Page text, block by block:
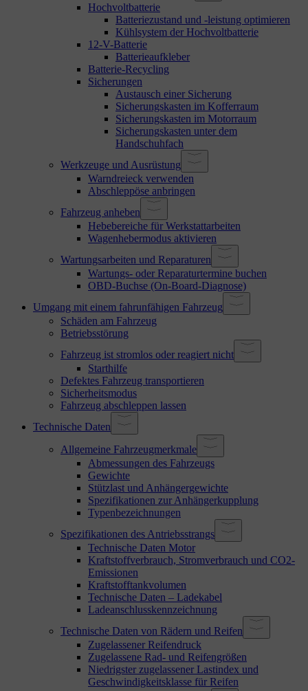
Hochvoltbatterie
Batteriezustand und -leistung optimieren
Kühlsystem der Hochvoltbatterie
12-V-Batterie
Batterieaufkleber
Batterie-Recycling
Sicherungen
Austausch einer Sicherung
Sicherungskasten im Kofferraum
Sicherungskasten im Motorraum
Sicherungskasten unter dem
Handschuhfach
Werkzeuge und Ausrüstung
Warndreieck verwenden
Abschleppöse anbringen
Fahrzeug anheben
Hebebereiche für Werkstattarbeiten
Wagenhebermodus aktivieren
Wartungsarbeiten und Reparaturen
Wartungs- oder Reparaturtermine buchen
OBD-Buchse (On-Board-Diagnose)
Umgang mit einem fahrunfähigen Fahrzeug
Schäden am Fahrzeug
Betriebsstörung
Fahrzeug ist stromlos oder reagiert nicht
Starthilfe
Defektes Fahrzeug transportieren
Sicherheitsmodus
Fahrzeug abschleppen lassen
Technische Daten
Allgemeine Fahrzeugmerkmale
Abmessungen des Fahrzeugs
Gewichte
Stützlast und Anhängergewichte
Spezifikationen zur Anhängerkupplung
Typenbezeichnungen
Spezifikationen des Antriebsstrangs
Technische Daten Motor
Kraftstoffverbrauch, Stromverbrauch und CO2-
Emissionen
Kraftstofftankvolumen
Technische Daten – Ladekabel
Ladeanschlusskennzeichnung
Technische Daten von Rädern und Reifen
Zugelassener Reifendruck
Zugelassene Rad- und Reifengrößen
Niedrigster zugelassener Lastindex und
Geschwindigkeitsklasse für Reifen